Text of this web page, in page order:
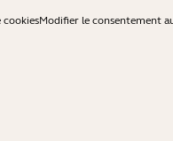
cookiesModifier le consentement